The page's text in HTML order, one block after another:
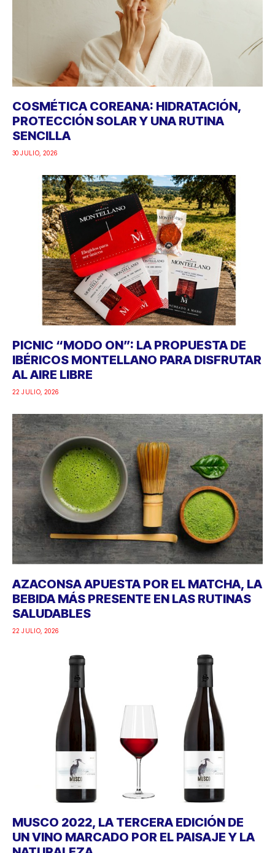
COSMÉTICA COREANA: HIDRATACIÓN,
PROTECCIÓN SOLAR Y UNA RUTINA
SENCILLA
30 JULIO, 2026
PICNIC “MODO ON”: LA PROPUESTA DE
IBÉRICOS MONTELLANO PARA DISFRUTAR
AL AIRE LIBRE
22 JULIO, 2026
AZACONSA APUESTA POR EL MATCHA, LA
BEBIDA MÁS PRESENTE EN LAS RUTINAS
SALUDABLES
22 JULIO, 2026
MUSCO 2022, LA TERCERA EDICIÓN DE
UN VINO MARCADO POR EL PAISAJE Y LA